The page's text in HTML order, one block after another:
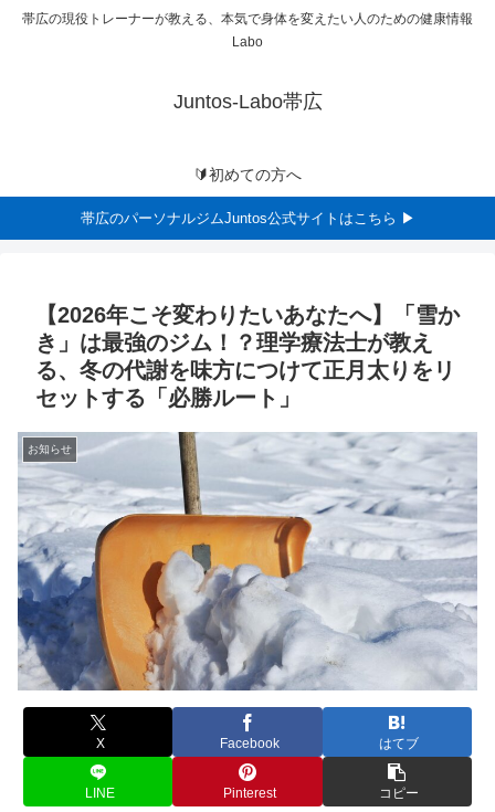
帯広の現役トレーナーが教える、本気で身体を変えたい人のための健康情報
Labo
Juntos-Labo帯広
🔰初めての方へ
帯広のパーソナルジムJuntos公式サイトはこちら ▶
【2026年こそ変わりたいあなたへ】「雪か
き」は最強のジム！？理学療法士が教え
る、冬の代謝を味方につけて正月太りをリ
セットする「必勝ルート」
お知らせ
X Facebook はてブ
LINE Pinterest コピー